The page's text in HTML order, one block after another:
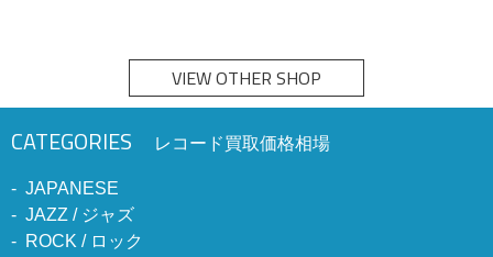
VIEW OTHER SHOP
CATEGORIES レコード買取価格相場
JAPANESE
JAZZ / ジャズ
ROCK / ロック